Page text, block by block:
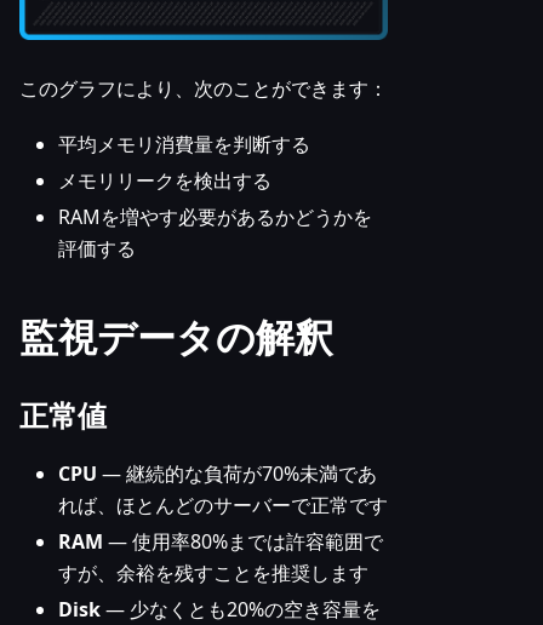
このグラフにより、次のことができます：
平均メモリ消費量を判断する
メモリリークを検出する
RAMを増やす必要があるかどうかを
評価する
監視データの解釈
正常値
CPU — 継続的な負荷が70%未満であ
れば、ほとんどのサーバーで正常です
RAM — 使用率80%までは許容範囲で
すが、余裕を残すことを推奨します
Disk— 少なくとも20%の空き容量を